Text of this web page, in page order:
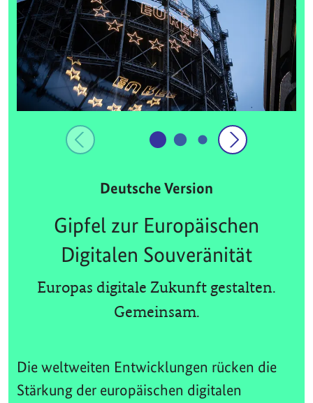
Deutsche Version
Gipfel zur Europäischen
Digitalen Souveränität
Europas digitale Zukunft gestalten.
Gemeinsam.
Die weltweiten Entwicklungen rücken die
Stärkung der europäischen digitalen